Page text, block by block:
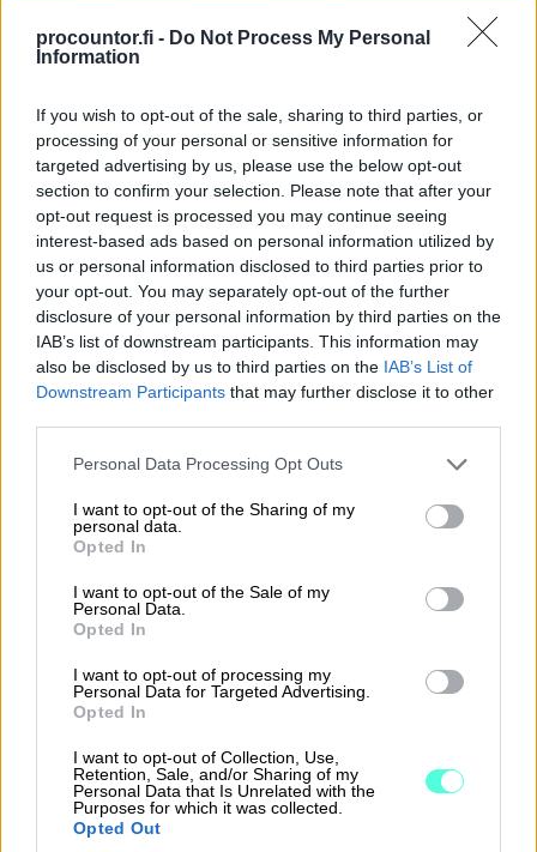
procountor.fi - Do Not Process My Personal
Information
If you wish to opt-out of the sale, sharing to third parties, or
processing of your personal or sensitive information for
targeted advertising by us, please use the below opt-out
section to confirm your selection. Please note that after your
opt-out request is processed you may continue seeing
interest-based ads based on personal information utilized by
us or personal information disclosed to third parties prior to
your opt-out. You may separately opt-out of the further
disclosure of your personal information by third parties on the
IAB’s list of downstream participants. This information may
also be disclosed by us to third parties on the IAB’s List of
Downstream Participants that may further disclose it to other
Please note that this website/app uses one or more Google
not limited to your visit or usage behaviour. You may click to
grant or deny consent to Google and its third-party tags to
use your data for below specified purposes in below Google
consent section.
Personal Data Processing Opt Outs
I want to opt-out of the Sharing of my
personal data.
Opted In
I want to opt-out of the Sale of my
Personal Data.
Opted In
I want to opt-out of processing my
Personal Data for Targeted Advertising.
Opted In
I want to opt-out of Collection, Use,
Retention, Sale, and/or Sharing of my
Personal Data that Is Unrelated with the
Purposes for which it was collected.
Opted Out
Onko digitaalinen
allekirjoitus pätevä?
Euroopan unionin asetus eIDAS N:o 910/2014
sekä Suomen paikallinen lainsäädäntö
takaavat sähköisen allekirjoituksen juridisen
pätevyyden eli se on yhtä lailla turvallinen ja
käsin tehty allekirjoituskin.
Digitaalisen allekirjoituksen juridisesta
pätevyydestä huolimatta on kuitenkin hyvä
ajatellen:
pankkien prosessit ja vaatimukset voivat
edellyttää vähintään vahvalla
tunnistautumisella tehtyä sähköistä
allekirjoitusta, jolloin voidaan varmistua
henkilöllisyyden todentamisesta.